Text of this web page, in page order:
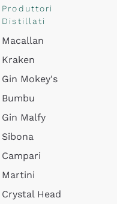
Produttori
Distillati
Macallan
Kraken
Gin Mokey's
Bumbu
Gin Malfy
Sibona
Campari
Martini
Crystal Head